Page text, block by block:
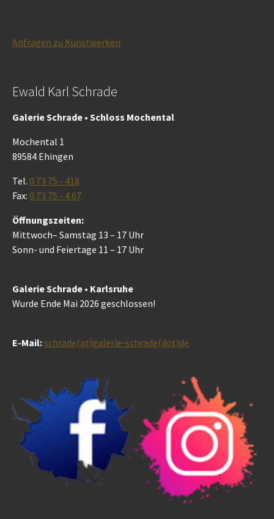
Anfragen zu Kunstwerken
Ewald Karl Schrade
Galerie Schrade • Schloss Mochental
Mochental 1
89584 Ehingen
Tel. 0 73 75 - 418
Fax: 0 73 75 - 4 67
Öffnungszeiten:
Mittwoch– Samstag 13 – 17 Uhr
Sonn- und Feiertage 11 – 17 Uhr
Galerie Schrade • Karlsruhe
Wurde Ende Mai 2026 geschlossen!
E-Mail:schrade(at)galerie-schrade(dot)de